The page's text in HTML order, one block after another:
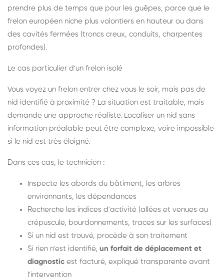
prendre plus de temps que pour les guêpes, parce que le
frelon européen niche plus volontiers en hauteur ou dans
des cavités fermées (troncs creux, conduits, charpentes
profondes).
Le cas particulier d'un frelon isolé
Vous voyez un frelon entrer chez vous le soir, mais pas de
nid identifié à proximité ? La situation est traitable, mais
demande une approche réaliste. Localiser un nid sans
information préalable peut être complexe, voire impossible
si le nid est très éloigné.
Dans ces cas, le technicien :
Inspecte les abords du bâtiment, les arbres
environnants, les dépendances
Recherche les indices d'activité (allées et venues au
crépuscule, bourdonnements, traces sur les surfaces)
Si un nid est trouvé, procède à son traitement
Si rien n'est identifié, un forfait de déplacement et
diagnostic est facturé, expliqué transparente avant
l'intervention